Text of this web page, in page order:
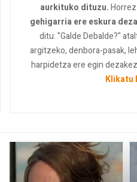
aurkituko dituzu.
gehigarria ere eskura
ditu: "Galde Debalde?"
argitzeko, denbora-pasak,
harpidetza ere egin
Klikatu